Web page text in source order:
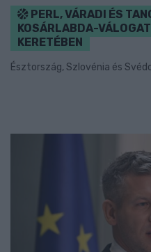
PERL, VÁRADI ÉS
KOSÁRLABDA-
KERETÉBEN
Észtország, Szlovénia és